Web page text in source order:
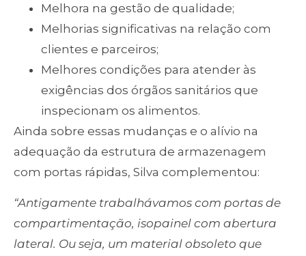
Melhora na gestão de qualidade;
Melhorias significativas na relação com
clientes e parceiros;
Melhores condições para atender às
exigências dos órgãos sanitários que
inspecionam os alimentos.
Ainda sobre essas mudanças e o alívio na
adequação da estrutura de armazenagem
com portas rápidas, Silva complementou:
“Antigamente trabalhávamos com portas de
compartimentação, isopainel com abertura
lateral. Ou seja, um material obsoleto que